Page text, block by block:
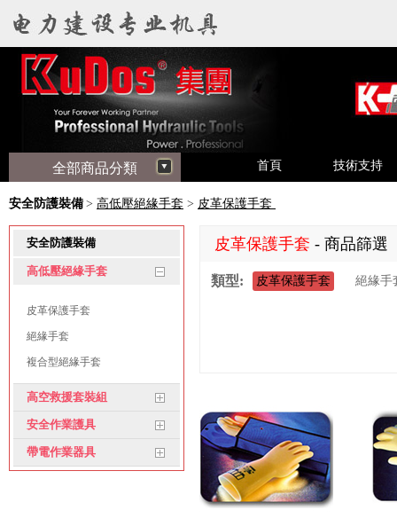
全部商品分類 首頁 技術支持
安全防護裝備 > 高低壓絕緣手套 > 皮革保護手套
安全防護裝備
高低壓絕緣手套
皮革保護手套
絕緣手套
複合型絕緣手套
高空救援套裝組
安全作業護具
帶電作業器具
皮革保護手套 - 商品篩選
類型: 皮革保護手套 絕緣手